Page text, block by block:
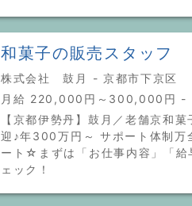
和菓子の販売スタッフ
株式会社 鼓月 - 京都市下京区
月給 220,000円～300,000円 -
【京都伊勢丹】鼓月／老舗京和
迎♪年300万円～ サポート体制万
ート☆まずは「お仕事内容」「給
ェック！